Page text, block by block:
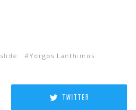
slide Yorgos Lanthimos
TWITTER